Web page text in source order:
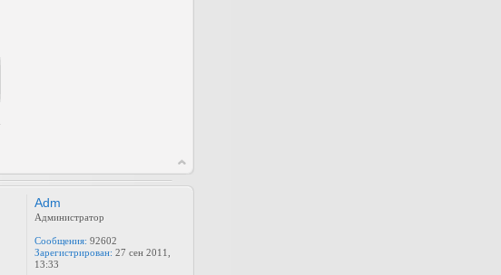
Adm
Администратор
Сообщения: 92602
Зарегистрирован: 27 сен 2011,
13:33